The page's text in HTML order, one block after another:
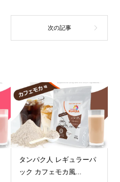
タンパク人 レギュラーパ
ック カフェモカ風...